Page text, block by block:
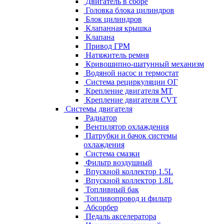
Головка блока цилиндров
Блок цилиндров
Клапанная крышка
Клапана
Привод ГРМ
Натяжитель ремня
Кривошипно-шатунный механизм
Водяной насос и термостат
Система рециркуляции ОГ
Крепление двигателя MT
Крепление двигателя CVT
Системы двигателя
Радиатор
Вентилятор охлаждения
Патрубки и бачок системы
охлаждения
Система смазки
Фильтр воздушный
Впускной коллектор 1.5L
Впускной коллектор 1.8L
Топливный бак
Топливопровод и фильтр
Абсорбер
Педаль акселератора